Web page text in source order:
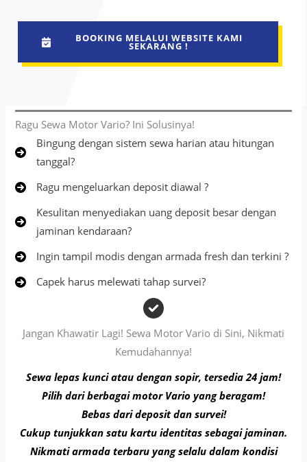
BOOKING MELALUI WEBSITE KAMI
SEKARANG !
Ragu Sewa Motor Vario? Ini Solusinya!
Bingung dengan sistem sewa harian atau hitungan
tanggal?
Ragu mengeluarkan deposit diawal ?
Kesulitan menyediakan uang deposit besar dengan
jaminan kendaraan?
Ingin tampil modis dengan armada fresh dan terkini ?
Capek harus melewati tahap survei?
Jangan Khawatir Lagi! Sewa Motor Vario di Sini, Nikmati
Kemudahannya!
Sewa lepas kunci atau dengan sopir, tersedia 24 jam!
Pilih dari berbagai motor Vario yang beragam!
Bebas dari deposit dan survei!
Cukup tunjukkan satu kartu identitas sebagai jaminan.
Nikmati armada terbaru yang selalu dalam kondisi